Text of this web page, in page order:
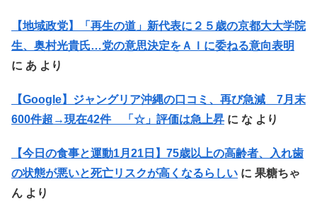
【地域政党】「再生の道」新代表に２５歳の京都大大学院
生、奥村光貴氏…党の意思決定をＡＩに委ねる意向表明
に あ より
【Google】ジャングリア沖縄の口コミ、再び急減 7月末
600件超→現在42件 「☆」評価は急上昇 に な より
【今日の食事と運動1月21日】75歳以上の高齢者、入れ歯
の状態が悪いと死亡リスクが高くなるらしい に 果糖ちゃ
ん より